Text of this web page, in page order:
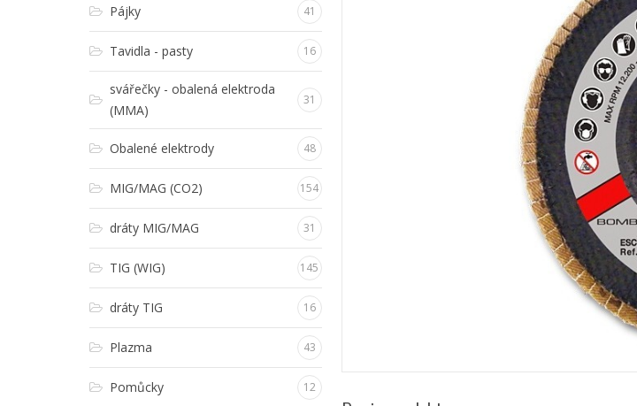
Pájky 41
Tavidla - pasty 16
svářečky - obalená elektroda
(MMA)
31
Obalené elektrody 48
MIG/MAG (CO2) 154
dráty MIG/MAG 31
TIG (WIG) 145
dráty TIG 16
Plazma 43
Pomůcky 12